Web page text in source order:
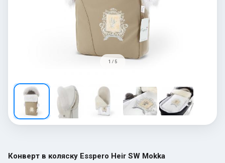
1 / 5
Конверт в коляску Esspero Heir SW Mokka